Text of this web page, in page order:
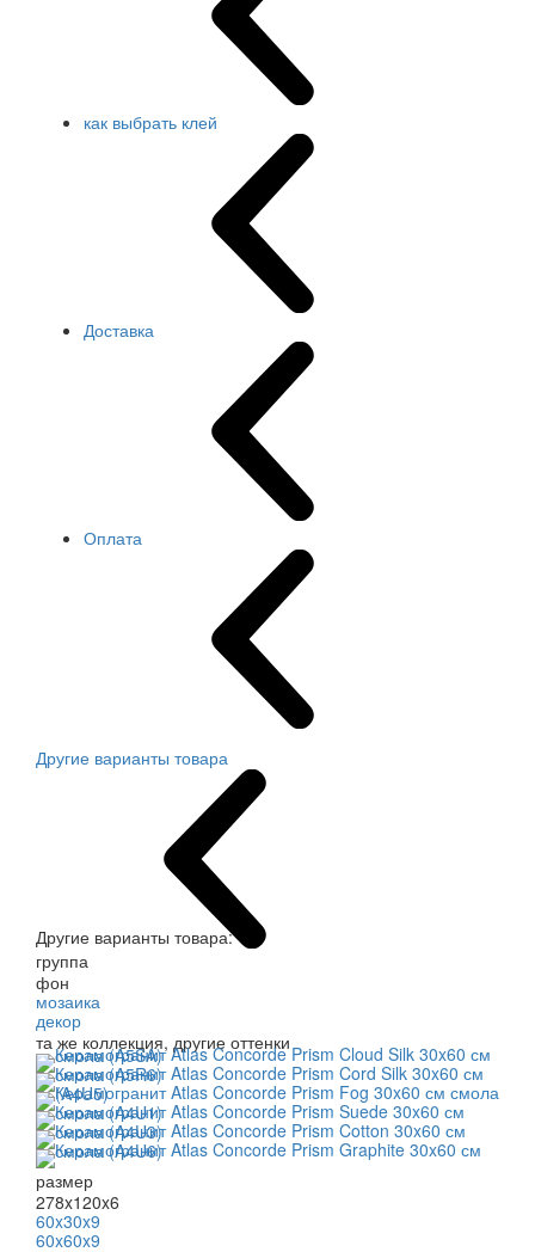
как выбрать клей
Доставка
Оплата
Другие варианты товара
Другие варианты товара:
группа
фон
мозаика
декор
та же коллекция, другие оттенки
размер
278x120x6
60x30x9
60x60x9